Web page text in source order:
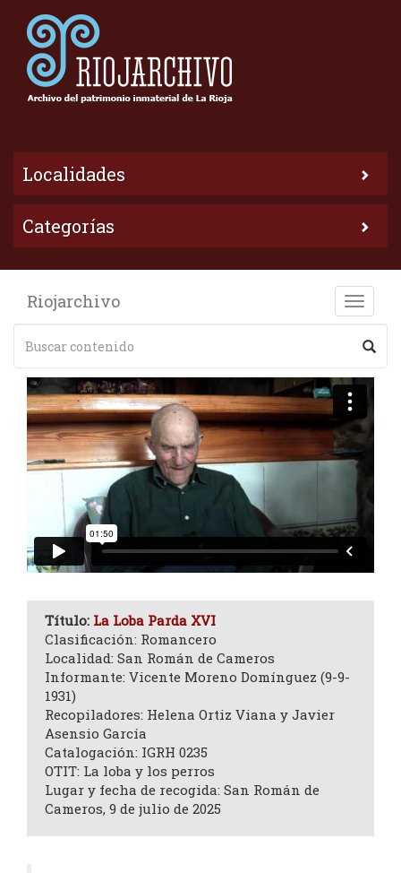
Localidades
Categorías
Toggle
Riojarchivo
Título: La Loba Parda XVI
Clasificación: Romancero
Localidad: San Román de Cameros
Informante: Vicente Moreno Domínguez (9-9-
1931)
Recopiladores: Helena Ortiz Viana y Javier
Asensio García
Catalogación: IGRH 0235
OTIT: La loba y los perros
Lugar y fecha de recogida: San Román de
Cameros, 9 de julio de 2025